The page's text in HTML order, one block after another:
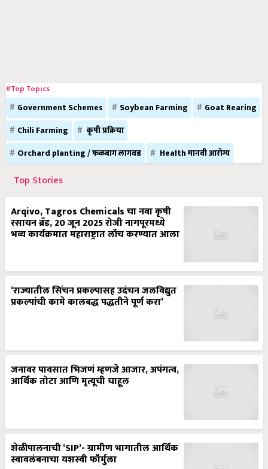
#Top Topics
Government Schemes Soybean Farming
Goat Rearing
Chili Farming
कृषी प्रक्रिया
Orchard planting / फळबाग लागवड
Health मानवी आरोग्य
Top Stories
Arqivo, Tagros Chemicals चा नवा कृषी
रसायन ब्रँड, 20 जून 2025 रोजी नागपूरमध्ये
भव्य कार्यक्रमात महाराष्ट्रात लाँच करण्यात आला
‘राज्यातील सिंचन प्रकल्पासह उदंचन जलविद्युत
प्रकल्पांची कामे कालबद्ध पद्धतीने पूर्ण करा’
जनावर पावसात भिजणं म्हणजे आजार, अपंगत्व,
आर्थिक तोटा आणि मृत्यूची चाहूल
शेळीपालनाची ‘SIP’- ग्रामीण भागातील आर्थिक
स्वावलंबनाचा यशस्वी फॉर्मुला